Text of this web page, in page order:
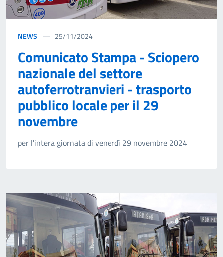
NEWS 25/11/2024
Comunicato Stampa - Sciopero
nazionale del settore
autoferrotranvieri - trasporto
pubblico locale per il 29
novembre
per l'intera giornata di venerdì 29 novembre 2024